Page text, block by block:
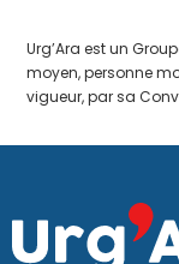
Urg’Ara est un
moyen, personne
vigueur, par sa